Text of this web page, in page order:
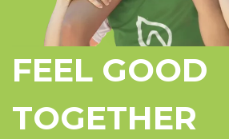
FEEL GOOD
TOGETHER